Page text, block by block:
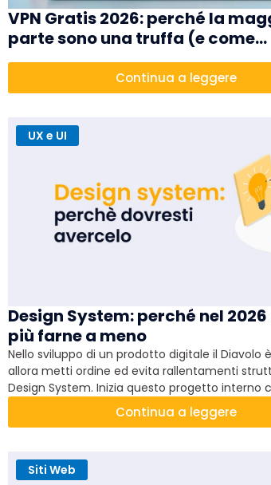
VPN Gratis 2026: perché la
parte sono una truffa (e come
riconoscere quelle sicure)
Continua a leggere
UX e UI
Design System: perché nel
più farne a meno
Nello sviluppo di un prodotto digitale il Diavolo
allora metti ordine ed evita rallentamenti
Design System. Inizia questo progetto interno
team: agite alla radice di tutti i problemi
fanno perdere tempo, energie e denaro.
Continua a leggere
Siti Web